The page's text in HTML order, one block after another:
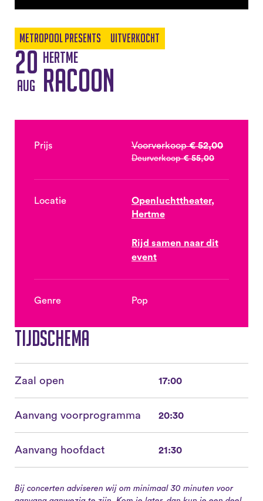
Metropool Presents Uitverkocht
20
aug
Hertme
Racoon
Prijs Voorverkoop€ 52,00
Deurverkoop€ 55,00
Locatie
Openluchttheater,
Hertme
Rijd samen naar dit
event
Genre Pop
Tijdschema
Zaal open 17:00
Aanvang voorprogramma 20:30
Aanvang hoofdact 21:30
Bij concerten adviseren wij om minimaal 30 minuten voor